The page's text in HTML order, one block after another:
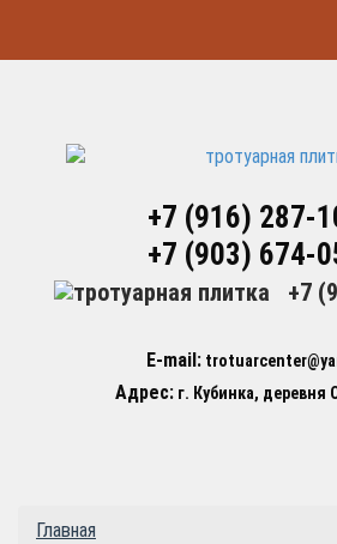
+7 (916) 287-
+7 (903) 674-
+7
E-mail:
Адрес: г. Кубинка, деревня
Главная